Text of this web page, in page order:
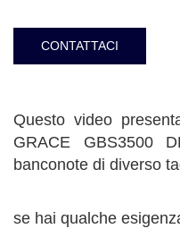
CONTATTACI
Questo video
GRACE GBS3500
banconote di diverso
se hai qualche